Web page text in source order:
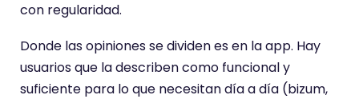
con regularidad.
Donde las opiniones se dividen es en la app. Hay
usuarios que la describen como funcional y
suficiente para lo que necesitan día a día (bizum,